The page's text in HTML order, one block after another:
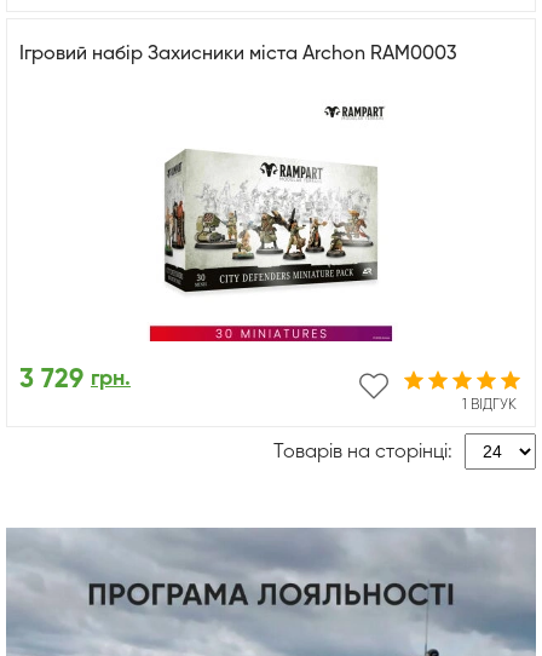
Ігровий набір Захисники міста Archon RAM0003
1 ВІДГУК
3 729 грн.
Товарів на сторінці: